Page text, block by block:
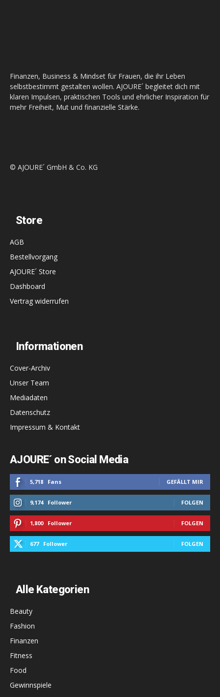
Finanzen, Business & Mindset für Frauen, die ihr Leben
selbstbestimmt gestalten wollen. AJOURE´ begleitet dich mit
klaren Impulsen, praktischen Tools und ehrlicher Inspiration für
mehr Freiheit, Mut und finanzielle Stärke.
© AJOURE´ GmbH & Co. KG
Store
AGB
Bestellvorgang
AJOURE´ Store
Dashboard
Vertrag widerrufen
Informationen
Cover-Archiv
Unser Team
Mediadaten
Datenschutz
Impressum & Kontakt
AJOURE´ on Social Media
5,718 Fans GEFÄLLT MIR
9,174 Follower FOLGEN
1,800 Follower FOLGEN
677 Follower FOLGEN
Alle Kategorien
Beauty
Fashion
Finanzen
Fitness
Food
Gewinnspiele